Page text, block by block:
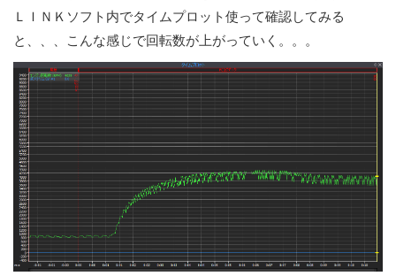
ＬＩＮＫソフト内でタイムプロット使って確認してみる
と、、、こんな感じで回転数が上がっていく。。。